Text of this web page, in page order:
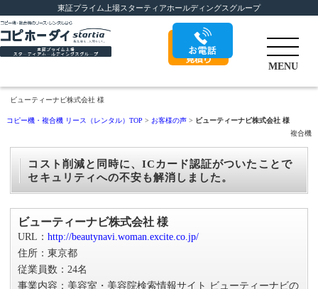
東証プライム上場スターティアホールディングスグループ
無料カンタン見
0120-844-028 MENU
ビューティーナビ株式会社 様
コピー機・複合機 リース（レンタル）TOP > お客様の声 > ビューティーナビ株式会社 様
複合機
コスト削減と同時に、ICカード認証がついたことで
セキュリティへの不安も解消しました。
ビューティーナビ株式会社 様
URL：http://beautynavi.woman.excite.co.jp/
住所：東京都
従業員数：24名
事業内容：美容室・美容院検索情報サイト ビューティーナビの